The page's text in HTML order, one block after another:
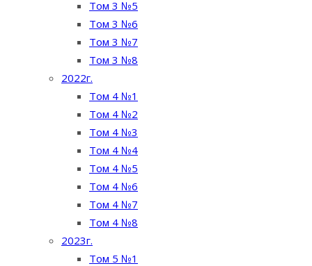
Том 3 №5
Том 3 №6
Том 3 №7
Том 3 №8
2022г.
Том 4 №1
Том 4 №2
Том 4 №3
Том 4 №4
Том 4 №5
Том 4 №6
Том 4 №7
Том 4 №8
2023г.
Том 5 №1